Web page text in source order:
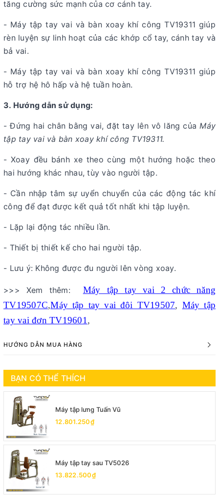
tăng cường sức mạnh của cơ cánh tay.
- Máy tập tay vai và bàn xoay khí công TV19311 giúp
rèn luyện sự linh hoạt của các khớp cổ tay, cánh tay và
bả vai.
- Máy tập tay vai và bàn xoay khí công TV19311 giúp
hỗ trợ hệ hô hấp và hệ tuần hoàn.
3. Hướng dẫn sử dụng:
- Đứng hai chân bằng vai, đặt tay lên vô lăng của Máy
tập tay vai và bàn xoay khí công TV19311.
- Xoay đều bánh xe theo cùng một hướng hoặc theo
hai hướng khác nhau, tùy vào người tập.
- Cần nhập tâm sự uyển chuyển của các động tác khí
công để đạt được kết quả tốt nhất khi tập luyện.
- Lặp lại động tác nhiều lần.
- Thiết bị thiết kế cho hai người tập.
- Lưu ý: Không được đu người lên vòng xoay.
>>> Xem thêm:
Máy tập tay vai 2 chức năng
TV19507C,Máy tập tay vai đôi TV19507, Máy tập
tay vai đơn TV19601 ,
HƯỚNG DẪN MUA HÀNG
BẠN CÓ THỂ THÍCH
Máy tập lưng Tuấn Vũ
12.801.250₫
Máy tập tay sau TV5026
13.822.500₫